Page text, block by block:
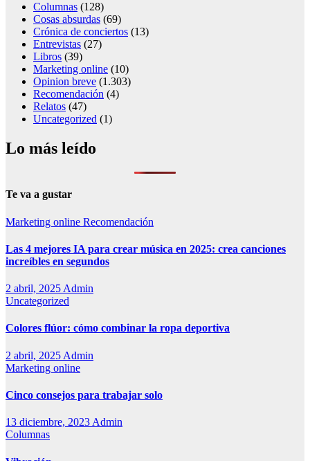
Columnas (128)
Cosas absurdas (69)
Crónica de conciertos (13)
Entrevistas (27)
Libros (39)
Marketing online (10)
Opinion breve (1.303)
Recomendación (4)
Relatos (47)
Uncategorized (1)
Lo más leído
Te va a gustar
Marketing online Recomendación
Las 4 mejores IA para crear música en 2025: crea canciones
increíbles en segundos
2 abril, 2025 Admin
Uncategorized
Colores flúor: cómo combinar la ropa deportiva
2 abril, 2025 Admin
Marketing online
Cinco consejos para trabajar solo
13 diciembre, 2023 Admin
Columnas